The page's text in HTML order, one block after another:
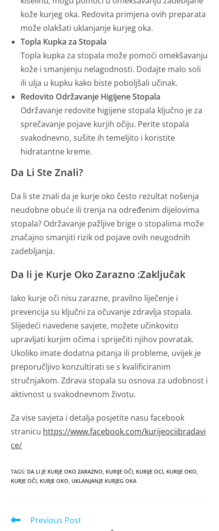
kože kurjeg oka. Redovita primjena ovih preparata
može olakšati uklanjanje kurjeg oka.
Topla Kupka za Stopala
Topla kupka za stopala može pomoći omekšavanju
kože i smanjenju nelagodnosti. Dodajte malo soli
ili ulja u kupku kako biste poboljšali učinak.
Redovito Održavanje Higijene Stopala
Održavanje redovite higijene stopala ključno je za
sprečavanje pojave kurjih očiju. Perite stopala
svakodnevno, sušite ih temeljito i koristite
hidratantne kreme.
Da Li Ste Znali?
Da li ste znali da je kurje oko često rezultat nošenja
neudobne obuće ili trenja na određenim dijelovima
stopala? Održavanje pažljive brige o stopalima može
značajno smanjiti rizik od pojave ovih neugodnih
zadebljanja.
Da li je Kurje Oko Zarazno :Zaključak
Iako kurje oči nisu zarazne, pravilno liječenje i
prevencija su ključni za očuvanje zdravlja stopala.
Slijedeći navedene savjete, možete učinkovito
upravljati kurjim očima i spriječiti njihov povratak.
Ukoliko imate dodatna pitanja ili probleme, uvijek je
preporučljivo konzultirati se s kvalificiranim
stručnjakom. Zdrava stopala su osnova za udobnost i
aktivnost u svakodnevnom životu.
Za vise savjeta i detalja posjetite nasu facebook
stranicu https://www.facebook.com/kurijeociibradavi
ce/
TAGS: DA LI JE KURJE OKO ZARAZNO KURIJE OČI KURIJE OCI KURIJE OKO
KURJE OČI KURJE OKO UKLANJANJE KURJEG OKA
Read
Previous Post